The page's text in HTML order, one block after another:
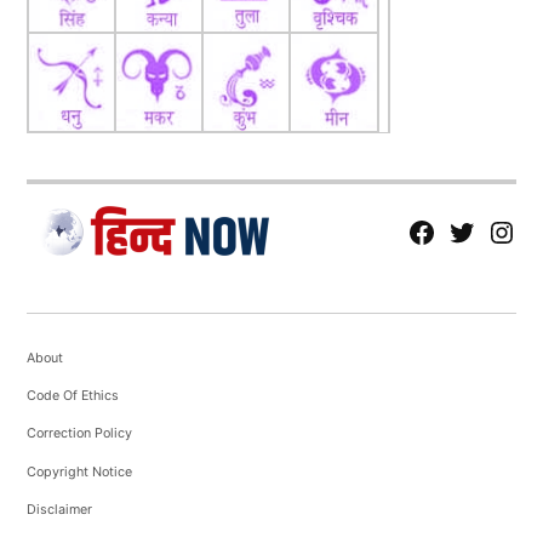
fb Tw tw
About
Code Of Ethics
Correction Policy
Copyright Notice
Disclaimer